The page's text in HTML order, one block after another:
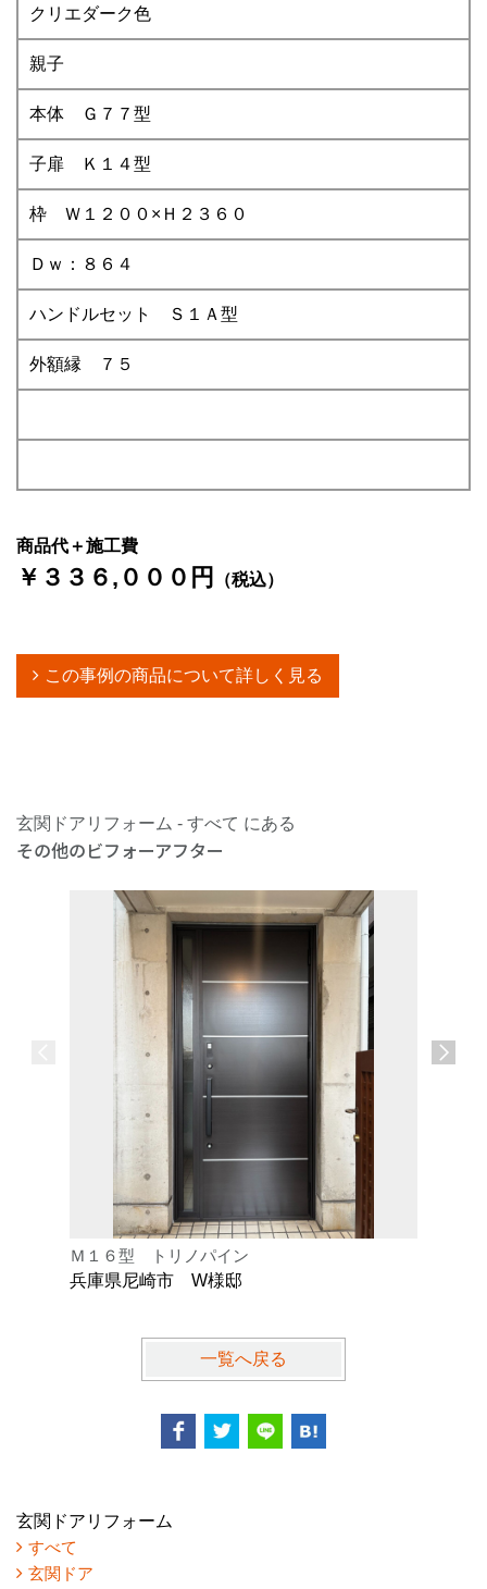
クリエダーク色
親子
本体 Ｇ７７型
子扉 Ｋ１４型
枠 Ｗ１２００×Ｈ２３６０
Ｄｗ：８６４
ハンドルセット Ｓ１Ａ型
外額縁 ７５
商品代＋施工費
￥３３６,０００円 （税込）
この事例の商品について詳しく見る
玄関ドアリフォーム - すべて にある
その他のビフォーアフター
Ｍ１６型 トリノパイン
兵庫県尼崎市 W様邸
一覧へ戻る
玄関ドアリフォーム
すべて
玄関ドア